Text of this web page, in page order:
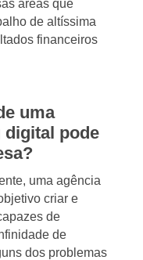
áreas que
de altíssima
financeiros
uma
digital pode
uma agência
criar e
de
de
dos problemas